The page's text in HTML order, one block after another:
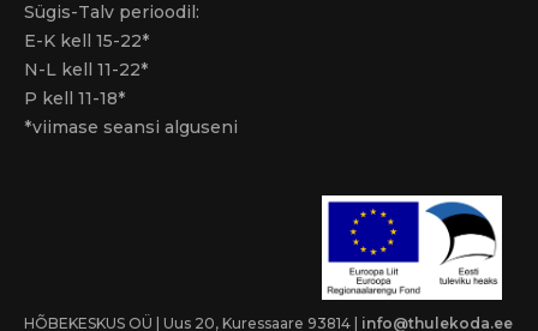
Sügis-Talv perioodil:
E-K kell 15-22*
N-L kell 11-22*
P kell 11-18*
*viimase seansi alguseni
HÕBEKESKUS OÜ | Uus 20, Kuressaare 93814 | info@thulekoda.ee